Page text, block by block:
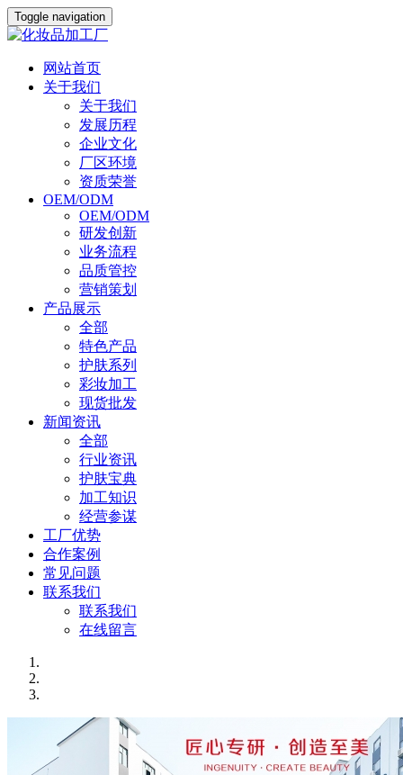
Toggle navigation
网站首页
关于我们
关于我们
发展历程
企业文化
厂区环境
资质荣誉
OEM/ODM
OEM/ODM
研发创新
业务流程
品质管控
营销策划
产品展示
全部
特色产品
护肤系列
彩妆加工
现货批发
新闻资讯
全部
行业资讯
护肤宝典
加工知识
经营参谋
工厂优势
合作案例
常见问题
联系我们
联系我们
在线留言